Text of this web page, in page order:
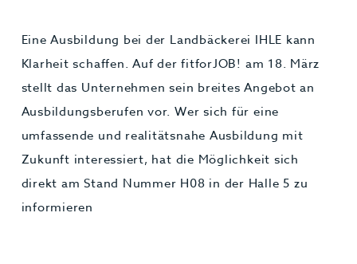
Eine Ausbildung bei der Landbäckerei IHLE kann
Klarheit schaffen. Auf der fitforJOB! am 18. März
stellt das Unternehmen sein breites Angebot an
Ausbildungsberufen vor. Wer sich für eine
umfassende und realitätsnahe Ausbildung mit
Zukunft interessiert, hat die Möglichkeit sich
direkt am Stand Nummer H08 in der Halle 5 zu
informieren